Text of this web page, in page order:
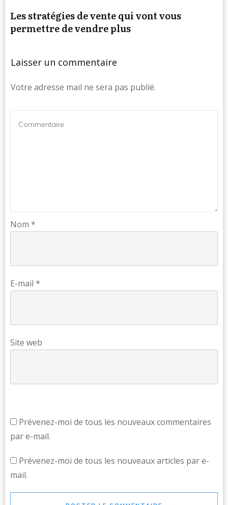
Les stratégies de vente qui vont vous
permettre de vendre plus
Laisser un commentaire
Votre adresse mail ne sera pas publié.
Nom *
E-mail *
Site web
Prévenez-moi de tous les nouveaux commentaires
par e-mail.
Prévenez-moi de tous les nouveaux articles par e-
mail.